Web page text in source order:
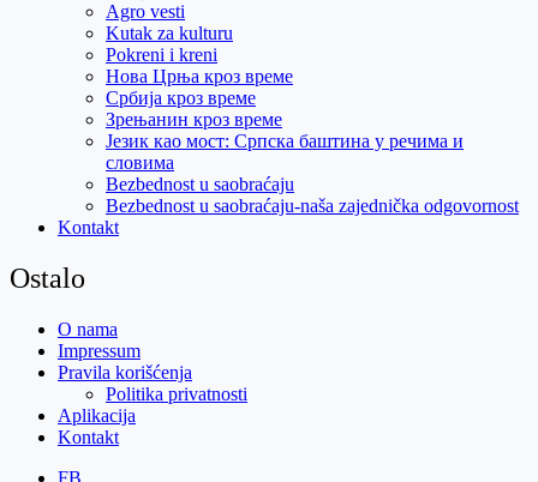
Agro vesti
Kutak za kulturu
Pokreni i kreni
Нова Црња кроз време
Србија кроз време
Зрењанин кроз време
Језик као мост: Српска баштина у речима и
словима
Bezbednost u saobraćaju
Bezbednost u saobraćaju-naša zajednička odgovornost
Kontakt
Ostalo
O nama
Impressum
Pravila korišćenja
Politika privatnosti
Aplikacija
Kontakt
FB